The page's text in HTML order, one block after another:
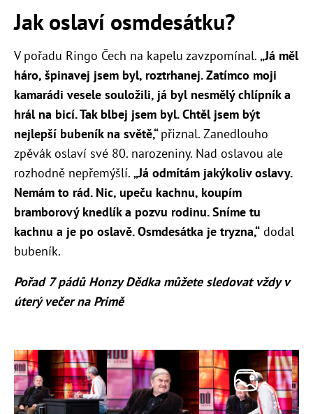
Jak oslaví osmdesátku?
V pořadu Ringo Čech na kapelu zavzpomínal. „Já měl
háro, špinavej jsem byl, roztrhanej. Zatímco moji
kamarádi vesele souložili, já byl nesmělýchlípník a
hrál na bicí. Tak blbej jsem byl. Chtěl jsem být
nejlepší bubeník na světě,“přiznal. Zanedlouho
zpěvák oslaví své 80. narozeniny. Nad oslavou ale
rozhodně nepřemýšlí. „Já odmítám jakýkoliv oslavy.
Nemám to rád. Nic, upeču kachnu, koupím
bramborový knedlík a pozvu rodinu. Sníme tu
kachnu a je po oslavě. Osmdesátka je tryzna,“ dodal
bubeník.
Pořad 7 pádů Honzy Dědka můžete sledovat vždy v
úterý večer na Primě